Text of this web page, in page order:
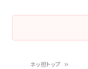
ネッ担トップ